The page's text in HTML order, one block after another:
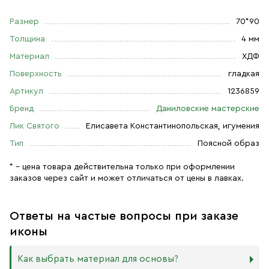
Размер 70*90
Толщина 4 мм
Материал ХДФ
Поверхность гладкая
Артикул 1236859
Бренд Даниловские мастерские
Лик Святого Елисавета Константинопольская, игумения
Тип Поясной образ
* – цена товара действительна только при оформлении
заказов через сайт и может отличаться от цены в лавках.
Ответы на частые вопросы при заказе
иконы
Как выбрать материал для основы?